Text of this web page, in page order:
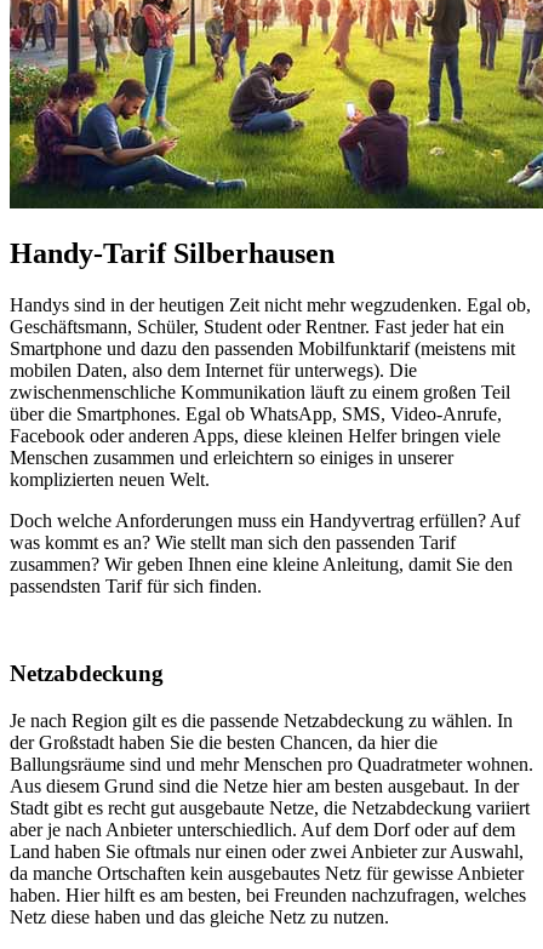
Handy-Tarif Silberhausen
Handys sind in der heutigen Zeit nicht mehr wegzudenken. Egal ob,
Geschäftsmann, Schüler, Student oder Rentner. Fast jeder hat ein
Smartphone und dazu den passenden Mobilfunktarif (meistens mit
mobilen Daten, also dem Internet für unterwegs). Die
zwischenmenschliche Kommunikation läuft zu einem großen Teil
über die Smartphones. Egal ob WhatsApp, SMS, Video-Anrufe,
Facebook oder anderen Apps, diese kleinen Helfer bringen viele
Menschen zusammen und erleichtern so einiges in unserer
komplizierten neuen Welt.
Doch welche Anforderungen muss ein Handyvertrag erfüllen? Auf
was kommt es an? Wie stellt man sich den passenden Tarif
zusammen? Wir geben Ihnen eine kleine Anleitung, damit Sie den
passendsten Tarif für sich finden.
Netzabdeckung
Je nach Region gilt es die passende Netzabdeckung zu wählen. In
der Großstadt haben Sie die besten Chancen, da hier die
Ballungsräume sind und mehr Menschen pro Quadratmeter wohnen.
Aus diesem Grund sind die Netze hier am besten ausgebaut. In der
Stadt gibt es recht gut ausgebaute Netze, die Netzabdeckung variiert
aber je nach Anbieter unterschiedlich. Auf dem Dorf oder auf dem
Land haben Sie oftmals nur einen oder zwei Anbieter zur Auswahl,
da manche Ortschaften kein ausgebautes Netz für gewisse Anbieter
haben. Hier hilft es am besten, bei Freunden nachzufragen, welches
Netz diese haben und das gleiche Netz zu nutzen.